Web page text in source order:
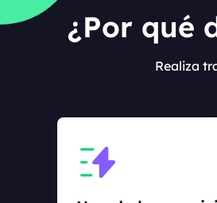
¿Por qué
Realiza